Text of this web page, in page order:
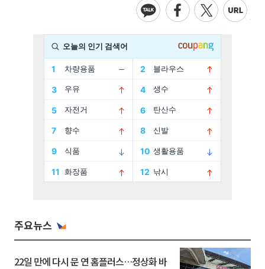
주요뉴스
22일 만에 다시 문 연 홈플러스…정상화 바